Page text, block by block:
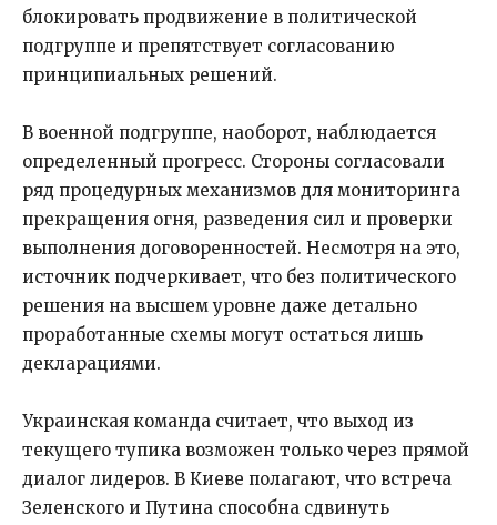
блокировать продвижение в политической
подгруппе и препятствует согласованию
принципиальных решений.
В военной подгруппе, наоборот, наблюдается
определенный прогресс. Стороны согласовали
ряд процедурных механизмов для мониторинга
прекращения огня, разведения сил и проверки
выполнения договоренностей. Несмотря на это,
источник подчеркивает, что без политического
решения на высшем уровне даже детально
проработанные схемы могут остаться лишь
декларациями.
Украинская команда считает, что выход из
текущего тупика возможен только через прямой
диалог лидеров. В Киеве полагают, что встреча
Зеленского и Путина способна сдвинуть